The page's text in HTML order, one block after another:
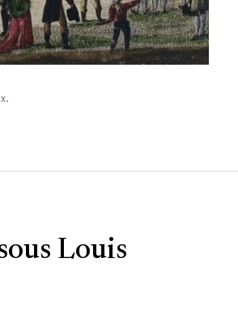
Louis